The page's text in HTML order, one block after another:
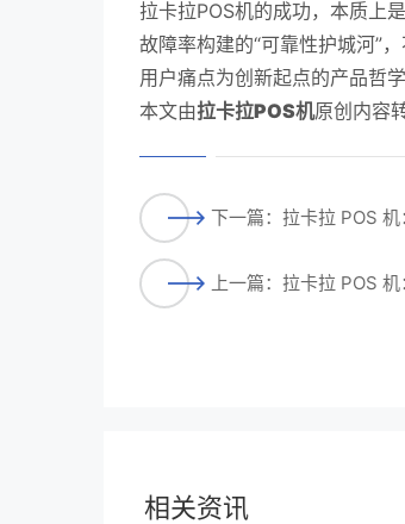
拉卡拉POS机的成功，本质上
故障率构建的“可靠性护城河”
用户痛点为创新起点的产品哲
本文由拉卡拉POS机原创内容
下一篇：拉卡拉 POS
上一篇：拉卡拉 POS
相关资讯